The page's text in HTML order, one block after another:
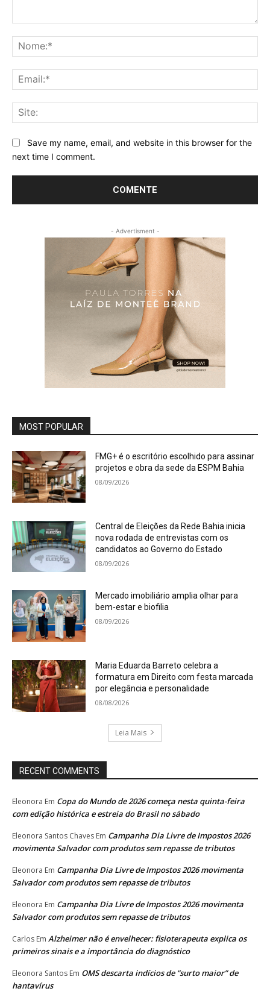
Save my name, email, and website in this browser for the
next time I comment.
- Advertisment -
MOST POPULAR
FMG+ é o escritório escolhido para assinar
projetos e obra da sede da ESPM Bahia
08/09/2026
Central de Eleições da Rede Bahia inicia
nova rodada de entrevistas com os
candidatos ao Governo do Estado
08/09/2026
Mercado imobiliário amplia olhar para
bem-estar e biofilia
08/09/2026
Maria Eduarda Barreto celebra a
formatura em Direito com festa marcada
por elegância e personalidade
08/08/2026
Leia Mais
RECENT COMMENTS
Eleonora Em Copa do Mundo de 2026 começa nesta quinta-feira
com edição histórica e estreia do Brasil no sábado
Eleonora Santos Chaves Em Campanha Dia Livre de Impostos 2026
movimenta Salvador com produtos sem repasse de tributos
Eleonora Em Campanha Dia Livre de Impostos 2026 movimenta
Salvador com produtos sem repasse de tributos
Eleonora Em Campanha Dia Livre de Impostos 2026 movimenta
Salvador com produtos sem repasse de tributos
Carlos Em Alzheimer não é envelhecer: fisioterapeuta explica os
primeiros sinais e a importância do diagnóstico
Eleonora Santos Em OMS descarta indícios de “surto maior” de
hantavírus